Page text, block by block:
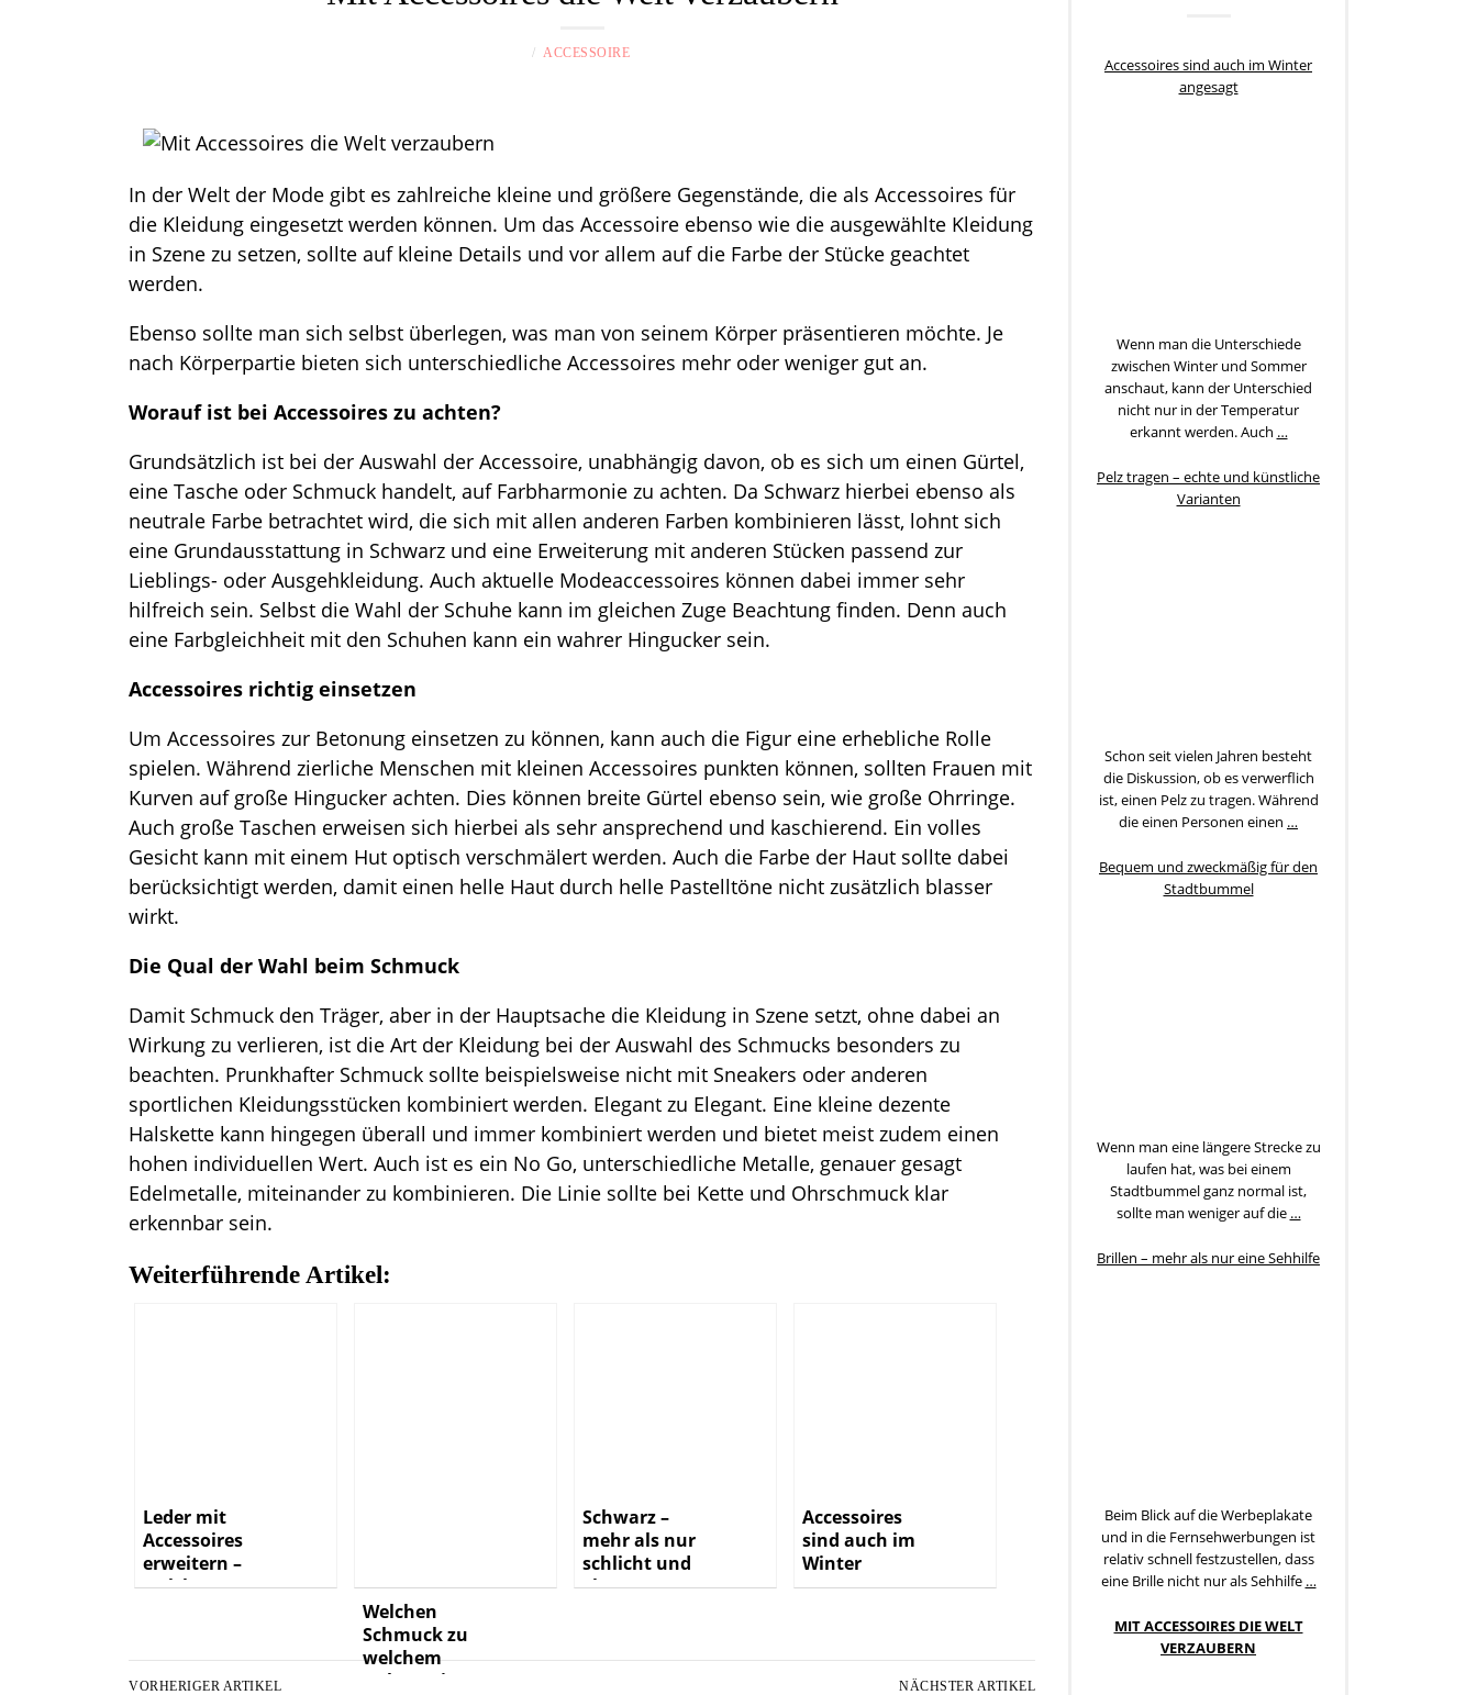
ACCESSOIRE
In der Welt der Mode gibt es zahlreiche kleine und größere Gegenstände, die als Accessoires für
die Kleidung eingesetzt werden können. Um das Accessoire ebenso wie die ausgewählte Kleidung
in Szene zu setzen, sollte auf kleine Details und vor allem auf die Farbe der Stücke geachtet
werden.
Ebenso sollte man sich selbst überlegen, was man von seinem Körper präsentieren möchte. Je
nach Körperpartie bieten sich unterschiedliche Accessoires mehr oder weniger gut an.
Worauf ist bei Accessoires zu achten?
Grundsätzlich ist bei der Auswahl der Accessoire, unabhängig davon, ob es sich um einen Gürtel,
eine Tasche oder Schmuck handelt, auf Farbharmonie zu achten. Da Schwarz hierbei ebenso als
neutrale Farbe betrachtet wird, die sich mit allen anderen Farben kombinieren lässt, lohnt sich
eine Grundausstattung in Schwarz und eine Erweiterung mit anderen Stücken passend zur
Lieblings- oder Ausgehkleidung. Auch aktuelle Modeaccessoires können dabei immer sehr
hilfreich sein. Selbst die Wahl der Schuhe kann im gleichen Zuge Beachtung finden. Denn auch
eine Farbgleichheit mit den Schuhen kann ein wahrer Hingucker sein.
Accessoires richtig einsetzen
Um Accessoires zur Betonung einsetzen zu können, kann auch die Figur eine erhebliche Rolle
spielen. Während zierliche Menschen mit kleinen Accessoires punkten können, sollten Frauen mit
Kurven auf große Hingucker achten. Dies können breite Gürtel ebenso sein, wie große Ohrringe.
Auch große Taschen erweisen sich hierbei als sehr ansprechend und kaschierend. Ein volles
Gesicht kann mit einem Hut optisch verschmälert werden. Auch die Farbe der Haut sollte dabei
berücksichtigt werden, damit einen helle Haut durch helle Pastelltöne nicht zusätzlich blasser
wirkt.
Die Qual der Wahl beim Schmuck
Damit Schmuck den Träger, aber in der Hauptsache die Kleidung in Szene setzt, ohne dabei an
Wirkung zu verlieren, ist die Art der Kleidung bei der Auswahl des Schmucks besonders zu
beachten. Prunkhafter Schmuck sollte beispielsweise nicht mit Sneakers oder anderen
sportlichen Kleidungsstücken kombiniert werden. Elegant zu Elegant. Eine kleine dezente
Halskette kann hingegen überall und immer kombiniert werden und bietet meist zudem einen
hohen individuellen Wert. Auch ist es ein No Go, unterschiedliche Metalle, genauer gesagt
Edelmetalle, miteinander zu kombinieren. Die Linie sollte bei Kette und Ohrschmuck klar
erkennbar sein.
Weiterführende Artikel:
Leder mit
Accessoires
erweitern –
welche
Welchen
Schmuck zu
welchem
Anlass wie
Schwarz –
mehr als nur
schlicht und
elegant
Accessoires
sind auch im
Winter
angesagt
VORHERIGER ARTIKEL NÄCHSTER ARTIKEL
Accessoires sind auch im Winter
angesagt
Wenn man die Unterschiede
zwischen Winter und Sommer
anschaut, kann der Unterschied
nicht nur in der Temperatur
erkannt werden. Auch …
Pelz tragen – echte und künstliche
Varianten
Schon seit vielen Jahren besteht
die Diskussion, ob es verwerflich
ist, einen Pelz zu tragen. Während
die einen Personen einen …
Bequem und zweckmäßig für den
Stadtbummel
Wenn man eine längere Strecke zu
laufen hat, was bei einem
Stadtbummel ganz normal ist,
sollte man weniger auf die …
Brillen – mehr als nur eine Sehhilfe
Beim Blick auf die Werbeplakate
und in die Fernsehwerbungen ist
relativ schnell festzustellen, dass
eine Brille nicht nur als Sehhilfe …
MIT ACCESSOIRES DIE WELT
VERZAUBERN